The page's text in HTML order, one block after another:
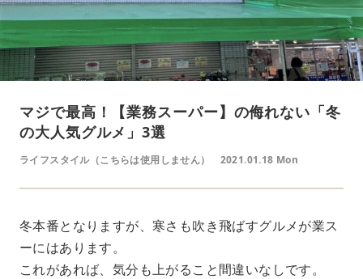
マジで最高！【業務スーパー】の侮れない「冬
の大人気グルメ」3選
ライフスタイル（こちらは使用しません） 2021.01.18 Mon
冬本番となりますが、寒さも吹き飛ばすグルメが業ス
ーにはあります。
これがあれば、気分も上がること間違いなしです。